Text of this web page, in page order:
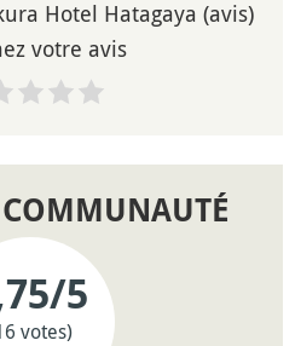
Hotel Hatagaya (avis)
votre avis
/5
votes)